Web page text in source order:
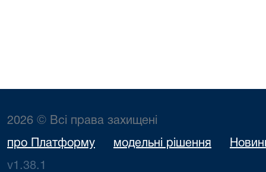
2026 © Всі права захищені
про Платформу модельні рішення
v1.38.1